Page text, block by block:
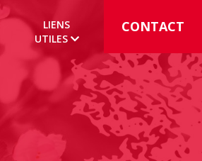
LIENS
UTILES
CONTACT